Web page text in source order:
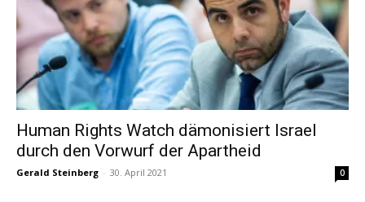
Human Rights Watch dämonisiert Israel
durch den Vorwurf der Apartheid
Gerald Steinberg - 30. April 2021 0